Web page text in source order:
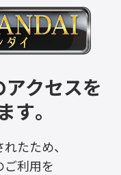
クセスを
す。
たため、
ご利用を